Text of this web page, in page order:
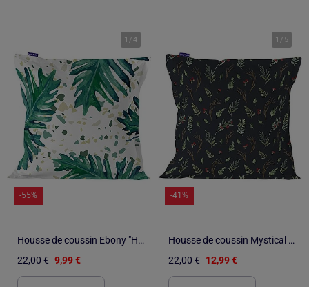
1 /4
-55%
Housse de coussin Ebony "Happyfriday
22,00 € 9,99 €
1 / 5
-41%
Housse de coussin Mystical winter "Happyfriday
22,00 € 12,99 €